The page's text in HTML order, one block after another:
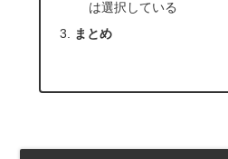
は選択している
まとめ